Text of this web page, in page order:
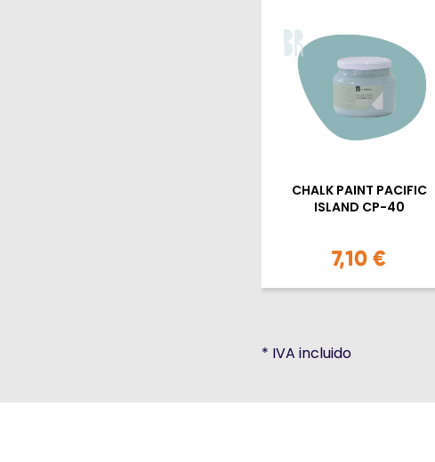
CHALK PAINT PACIFIC
ISLAND CP-40
7,10 €
* IVA incluido